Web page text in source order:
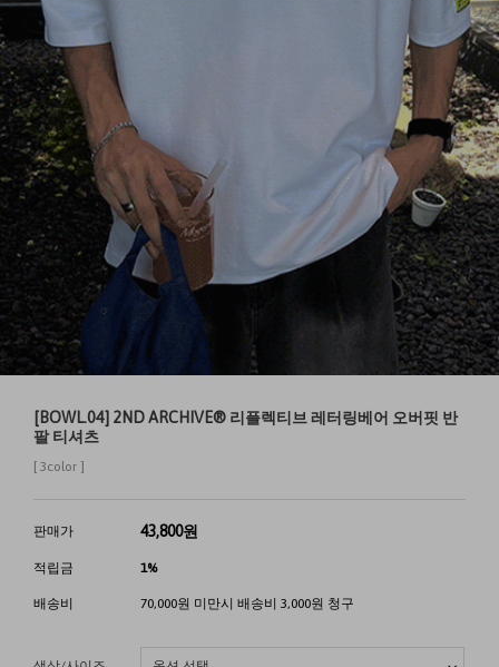
[BOWL.04] 2ND ARCHIVE® 리플렉티브 레터링베어 오버핏 반
팔 티셔츠
[ 3color ]
판매가 43,800원
적립금 1%
배송비 70,000원 미만시 배송비 3,000원 청구